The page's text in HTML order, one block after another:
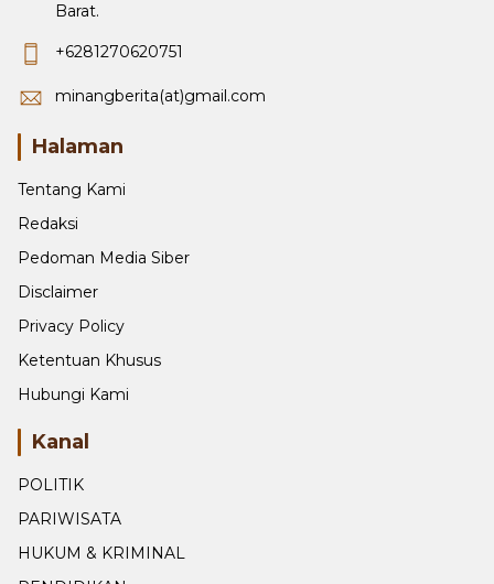
Barat.
+6281270620751
minangberita(at)gmail.com
Halaman
Tentang Kami
Redaksi
Pedoman Media Siber
Disclaimer
Privacy Policy
Ketentuan Khusus
Hubungi Kami
Kanal
POLITIK
PARIWISATA
HUKUM & KRIMINAL